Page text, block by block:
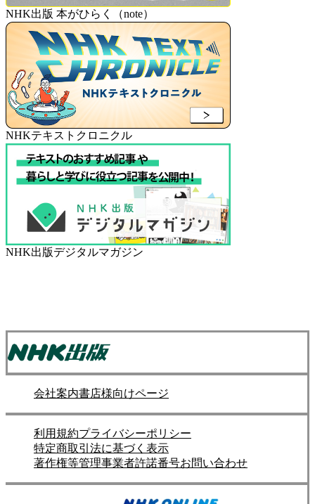
NHK出版 本がひらく（note）
NHKテキストクロニクル
NHK出版デジタルマガジン
会社案内書店様向けページ
利用規約プライバシーポリシー
特定商取引法に基づく表示
著作権等管理事業者許諾番号お問い合わせ